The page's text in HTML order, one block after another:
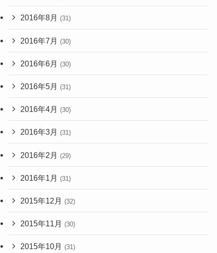
2016年8月 (31)
2016年7月 (30)
2016年6月 (30)
2016年5月 (31)
2016年4月 (30)
2016年3月 (31)
2016年2月 (29)
2016年1月 (31)
2015年12月 (32)
2015年11月 (30)
2015年10月 (31)